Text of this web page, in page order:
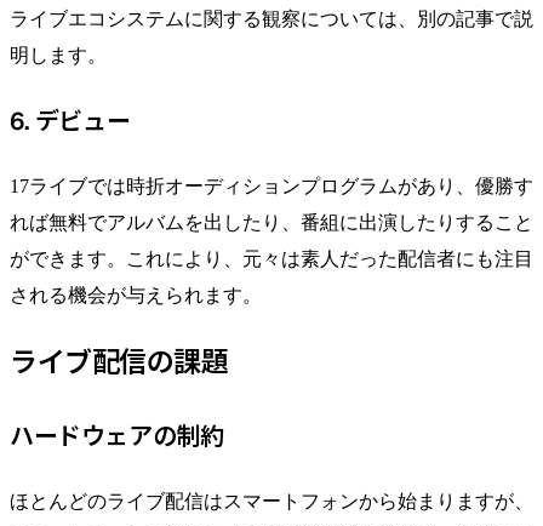
ライブエコシステムに関する観察については、別の記事で説
明します。
6. デビュー
17ライブでは時折オーディションプログラムがあり、優勝す
れば無料でアルバムを出したり、番組に出演したりすること
ができます。これにより、元々は素人だった配信者にも注目
される機会が与えられます。
ライブ配信の課題
ハードウェアの制約
ほとんどのライブ配信はスマートフォンから始まりますが、